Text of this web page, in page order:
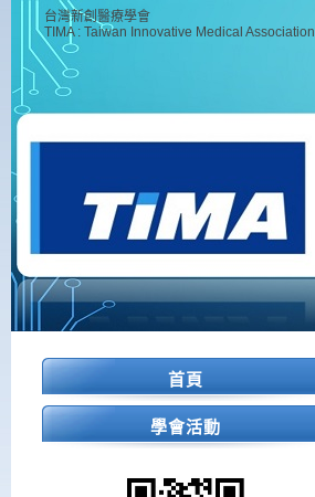
台灣新創醫療學會
TIMA : Taiwan Innovative Medical Association
首頁
學會活動